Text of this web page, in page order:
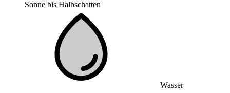
Sonne bis Halbschatten
Wasser